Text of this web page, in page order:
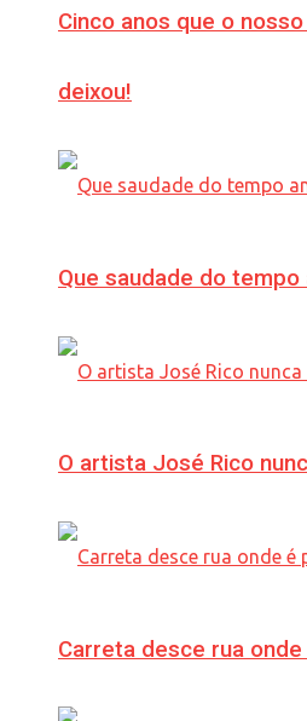
Cinco anos que o
deixou!
Que saudade do tempo
O artista José Rico
Carreta desce rua